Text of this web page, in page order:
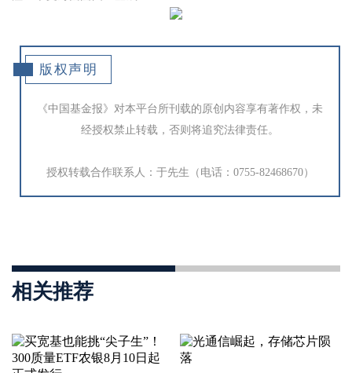
版权声明
《中国基金报》对本平台所刊载的原创内容享有著作权，未
经授权禁止转载，否则将追究法律责任。
授权转载合作联系人：于先生（电话：0755-82468670）
相关推荐